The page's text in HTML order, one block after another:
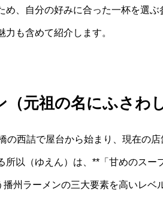
め、自分の好みに合った一杯を選
も含めて紹介します。
元祖の名にふさわ
の西詰で屋台から始まり、現在の
所以（ゆえん）は、**「甘めのスー
州ラーメンの三大要素を高いレベ